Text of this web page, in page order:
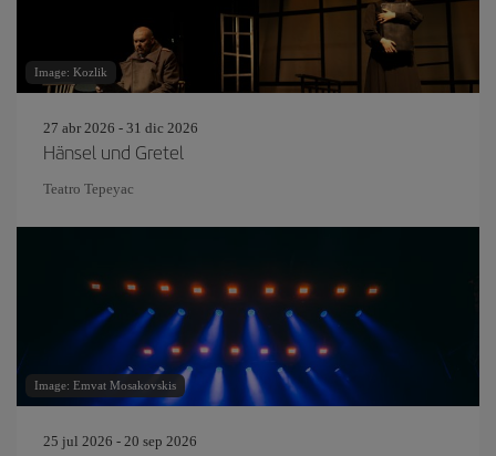
Image: Kozlik
27 abr 2026 - 31 dic 2026
Hänsel und Gretel
Teatro Tepeyac
Image: Emvat Mosakovskis
25 jul 2026 - 20 sep 2026